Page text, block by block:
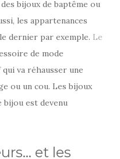
bijoux de baptême ou
les appartenances
dernier par exemple. Le
de mode
va réhausser une
ou un cou. Les bijoux
bijou est devenu
et les